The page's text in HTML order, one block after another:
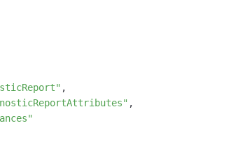
,
,